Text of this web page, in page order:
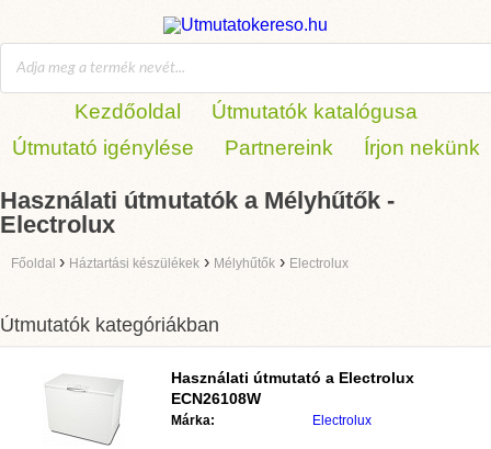
Kezdőoldal
Útmutatók katalógusa
Útmutató igénylése
Partnereink Írjon nekünk
Használati útmutatók a Mélyhűtők -
Electrolux
Főoldal › Háztartási készülékek › Mélyhűtők › Electrolux
Útmutatók kategóriákban
Használati útmutató a Electrolux
ECN26108W
Márka: Electrolux